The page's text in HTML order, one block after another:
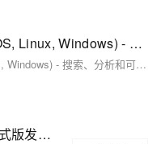
Splunk Enterprise 10.0.0 (macOS, Linux, Windows) - 搜索、分析和可视化，数据全面洞察平台
Splunk Enterprise 10.0.0 (macOS, Linux, Windows) - 搜索、分析和可视化，数据全面洞察平台
Red Hat Enterprise Linux 10 正式版发布 - 红帽企业 Linux (RHEL)